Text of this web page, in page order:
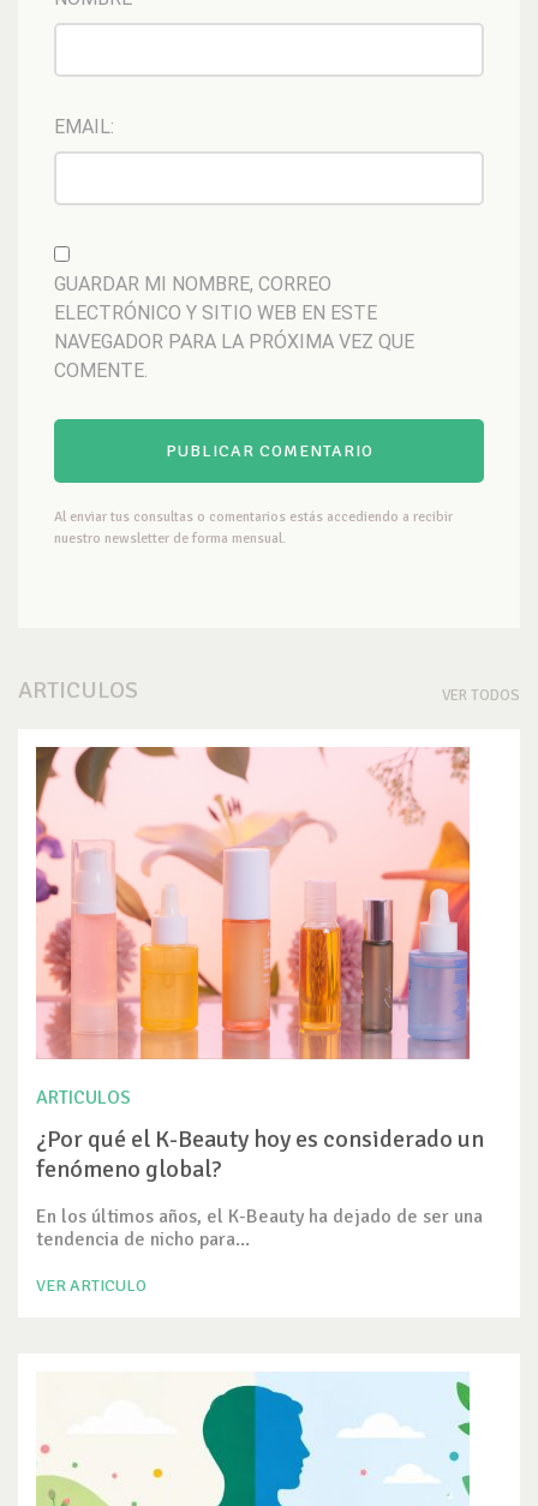
EMAIL:
GUARDAR MI NOMBRE, CORREO
ELECTRÓNICO Y SITIO WEB EN ESTE
NAVEGADOR PARA LA PRÓXIMA VEZ QUE
COMENTE.
Al enviar tus consultas o comentarios estás accediendo a recibir
nuestro newsletter de forma mensual.
ARTICULOS VER TODOS
ARTICULOS
¿Por qué el K-Beauty hoy es considerado un
fenómeno global?
En los últimos años, el K-Beauty ha dejado de ser una
tendencia de nicho para...
VER ARTICULO